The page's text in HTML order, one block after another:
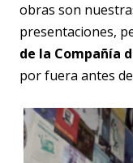
obras son
presentaciones,
de la Compañía
por fuera antes